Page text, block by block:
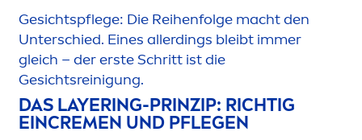
Gesichtspflege: Die Reihenfolge macht den
Unterschied. Eines allerdings bleibt immer
gleich – der erste Schritt ist die
Gesichtsreinigung.
DAS LAYERING-PRINZIP: RICHTIG
EINCREMEN UND PFLEGEN